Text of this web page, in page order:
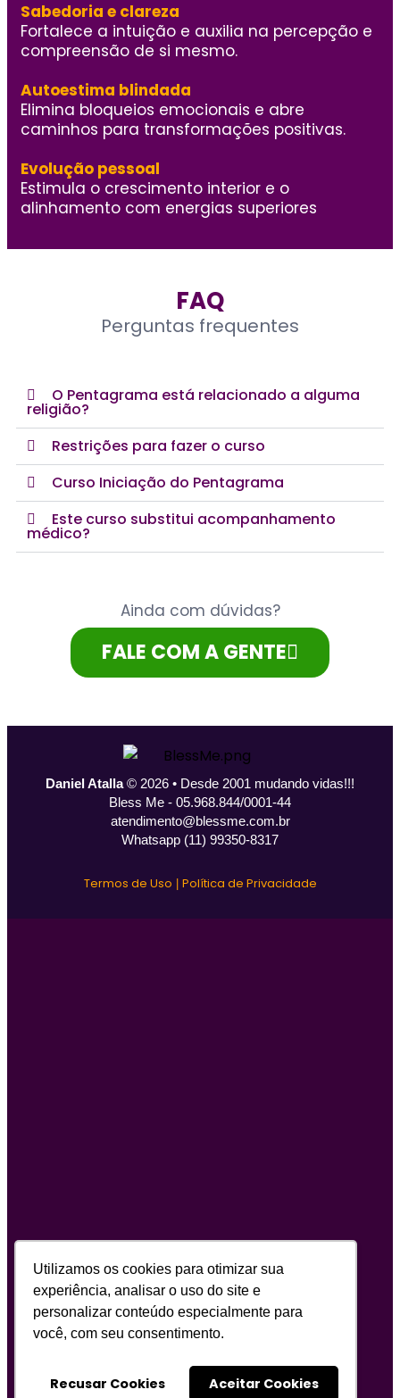
Utilizamos os cookies para otimizar sua
experiência, analisar o uso do site e
personalizar conteúdo especialmente para
você, com seu consentimento.
Recusar Cookies Aceitar Cookies
Sabedoria e clareza
Fortalece a intuição e auxilia na percepção e
compreensão de si mesmo.
Autoestima blindada
Elimina bloqueios emocionais e abre
caminhos para transformações positivas.
Evolução pessoal
Estimula o crescimento interior e o
alinhamento com energias superiores
FAQ
Perguntas frequentes
O Pentagrama está relacionado a alguma
religião?
Restrições para fazer o curso
Curso Iniciação do Pentagrama
Este curso substitui acompanhamento
médico?
Ainda com dúvidas?
FALE COM A GENTE
Daniel Atalla© 2026 • Desde 2001 mudando vidas!!!
Bless Me - 05.968.844/0001-44
atendimento@blessme.com.br
Whatsapp (11) 99350-8317
Termos de Uso Política de Privacidade